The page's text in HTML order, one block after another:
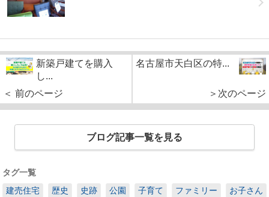
新築戸建てを購入
し...
＜ 前のページ
名古屋市天白区の特...
＞次のページ
ブログ記事一覧を見る
タグ一覧
建売住宅
歴史 史跡 公園 子育て ファミリー お子さん